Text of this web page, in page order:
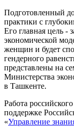
Подготовленный
практики с
Его главная цель -
экономической
женщин и будет
гендерного
представлены на
Министерства
в Ташкенте.
Работа
поддержке
«Управление